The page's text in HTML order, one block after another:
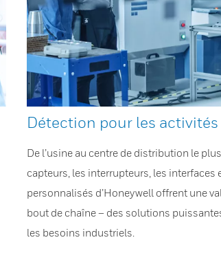
Détection pour les
De l’usine au centre de distribution le
capteurs, les interrupteurs, les interfaces
personnalisés d’Honeywell offrent une
bout de chaîne – des solutions
les besoins industriels.